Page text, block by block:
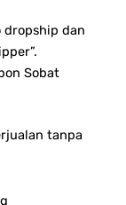
dropship dan
Sobat
tanpa